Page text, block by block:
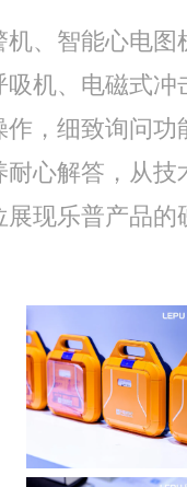
、智能心电
机、电磁式
，细致询问
心解答，从
现乐普产品